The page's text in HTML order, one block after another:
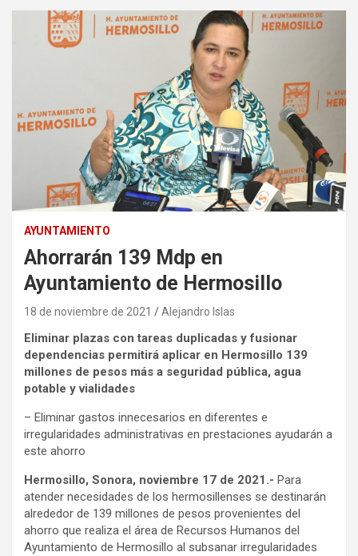
AYUNTAMIENTO
Ahorrarán 139 Mdp en
Ayuntamiento de Hermosillo
18 de noviembre de 2021 Alejandro Islas
Eliminar plazas con tareas duplicadas y fusionar
dependencias permitirá aplicar en Hermosillo 139
millones de pesos más a seguridad pública, agua
potable y vialidades
– Eliminar gastos innecesarios en diferentes e
irregularidades administrativas en prestaciones ayudarán a
este ahorro
Hermosillo, Sonora, noviembre 17 de 2021.- Para
atender necesidades de los hermosillenses se destinarán
alrededor de 139 millones de pesos provenientes del
ahorro que realiza el área de Recursos Humanos del
Ayuntamiento de Hermosillo al subsanar irregularidades